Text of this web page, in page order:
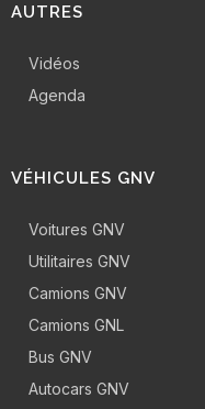
AUTRES
Vidéos
Agenda
VÉHICULES GNV
Voitures GNV
Utilitaires GNV
Camions GNV
Camions GNL
Bus GNV
Autocars GNV